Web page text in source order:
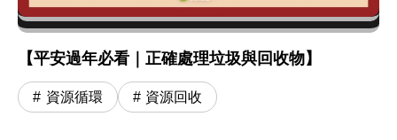
【平安過年必看｜正確處理垃圾與回收物】
資源循環 資源回收